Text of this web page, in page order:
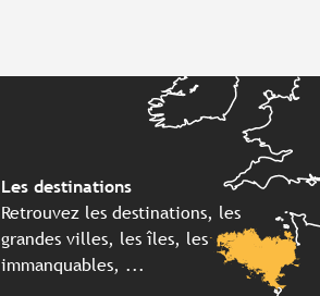
Les destinations
Retrouvez les destinations, les
grandes villes, les îles, les
immanquables, ...